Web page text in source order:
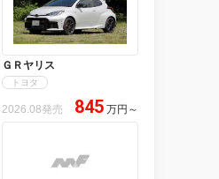
ＧＲヤリス
トヨタ
2026.08発売 845 万円 ～